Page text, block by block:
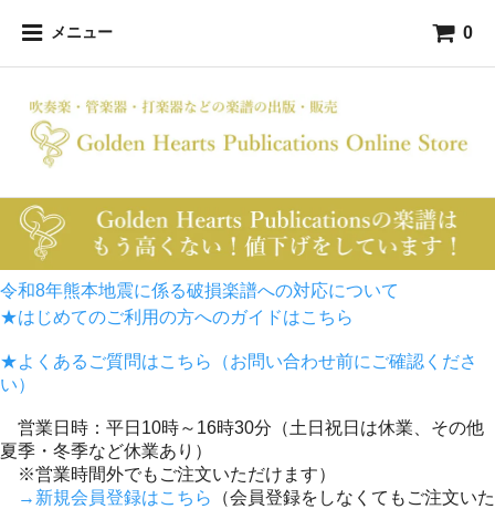
メニュー 0
令和8年熊本地震に係る破損楽譜への対応について
★はじめてのご利用の方へのガイドはこちら
★よくあるご質問はこちら（お問い合わせ前にご確認くださ
い）
営業日時：平日10時～16時30分（土日祝日は休業、その他
夏季・冬季など休業あり）
※営業時間外でもご注文いただけます）
→新規会員登録はこちら
（会員登録をしなくてもご注文いた